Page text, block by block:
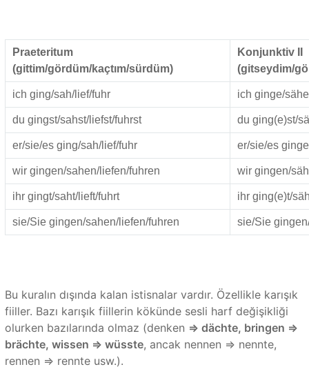
Praeteritum
(gittim/gördüm/kaçtım/sürdüm)
Konjunktiv II
(gitseydim/
ich ging/sah/lief/fuhr ich ginge/
du gingst/sahst/liefst/fuhrst du ging(e)st/
er/sie/es ging/sah/lief/fuhr er/sie/es
wir gingen/sahen/liefen/fuhren wir gingen/
ihr gingt/saht/lieft/fuhrt ihr ging(e)t/
sie/Sie gingen/sahen/liefen/fuhren sie/Sie
Bu kuralın dışında kalan istisnalar vardır. Özellikle karışık
fiiller. Bazı karışık fiillerin kökünde sesli harf değişikliği
olurken bazılarında olmaz (denken => dächte, bringen =>
brächte, wissen => wüsste, ancak nennen => nennte,
rennen => rennte usw.).